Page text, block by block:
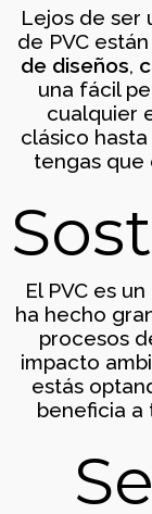
Lejos de ser
de PVC
de diseños,
una fácil
cualquier
clásico
tengas que
El PVC es
ha hecho
procesos
impacto
estás
beneficia a